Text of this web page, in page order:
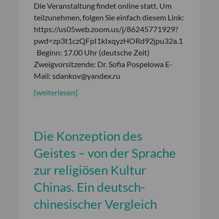
Die Veranstaltung findet online statt. Um
teilzunehmen, folgen Sie einfach diesem Link:
https://us05web.zoom.us/j/86245771929?
pwd=zp3t1czQFpI1kIxqyzHORd92jpu32a.1
Beginn: 17.00 Uhr (deutsche Zeit)
Zweigvorsitzende: Dr. Sofia Pospelowa E-
Mail: sdankov@yandex.ru
[weiterlesen]
Die Konzeption des
Geistes – von der Sprache
zur religiösen Kultur
Chinas. Ein deutsch-
chinesischer Vergleich